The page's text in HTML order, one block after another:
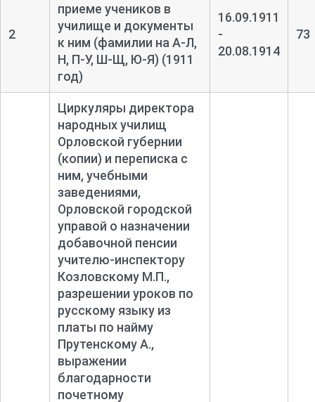
2
приеме учеников в
училище и документы
к ним (фамилии на А-Л,
Н, П-У, Ш-Щ, Ю-Я) (1911
год)
16.09.1911
-
20.08.1914
73
Циркуляры директора
народных училищ
Орловской губернии
(копии) и переписка с
ним, учебными
заведениями,
Орловской городской
управой о назначении
добавочной пенсии
учителю-инспектору
Козловскому М.П.,
разрешении уроков по
русскому языку из
платы по найму
Прутенскому А.,
выражении
благодарности
почетному